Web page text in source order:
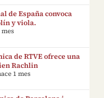
de España convoca
y viola.
mes
de RTVE ofrece una
Rachlin
1 mes